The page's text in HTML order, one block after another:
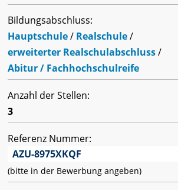
Bildungsabschluss:
Hauptschule/ Realschule/
erweiterter Realschulabschluss/
Abitur / Fachhochschulreife
Anzahl der Stellen:
3
Referenz Nummer:
AZU-8975XKQF
(bitte in der Bewerbung angeben)